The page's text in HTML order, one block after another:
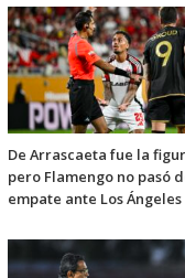
De Arrascaeta fue la
pero Flamengo no pasó
empate ante Los Ángeles